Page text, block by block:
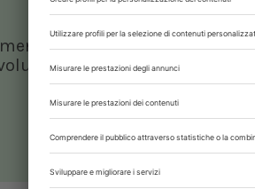
o pubblicazioni di